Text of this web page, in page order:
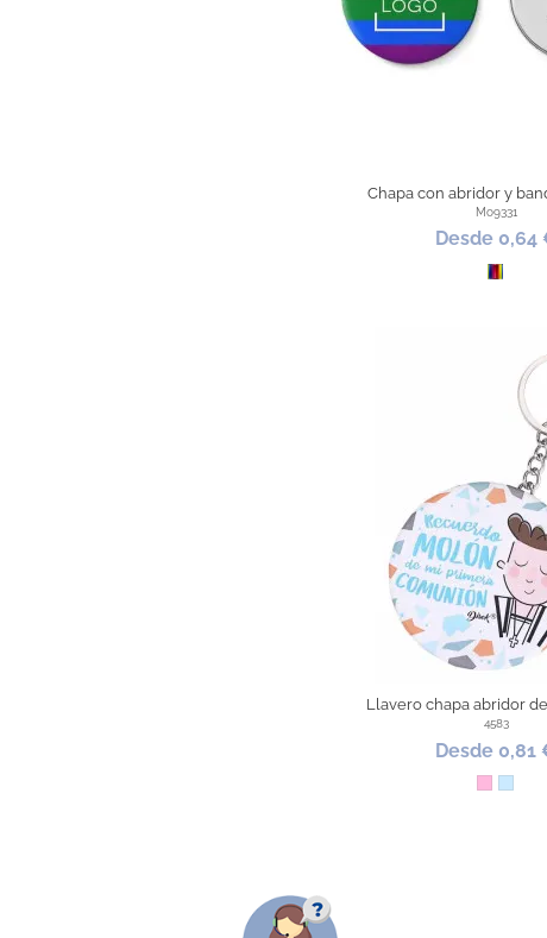
Chapa con abridor y
Mo9331
Desde 0,64
Todo
Llavero chapa abridor
4583
Desde 0,81
RosaAzul